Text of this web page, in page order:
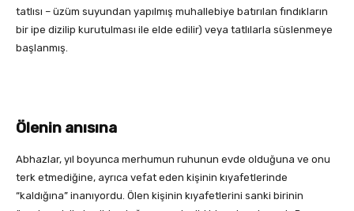
tatlısı – üzüm suyundan yapılmış muhallebiye batırılan fındıkların
bir ipe dizilip kurutulması ile elde edilir) veya tatlılarla süslenmeye
başlanmış.
Ölenin anısına
Abhazlar, yıl boyunca merhumun ruhunun evde olduğuna ve onu
terk etmediğine, ayrıca vefat eden kişinin kıyafetlerinde
“kaldığına” inanıyordu. Ölen kişinin kıyafetlerini sanki birinin